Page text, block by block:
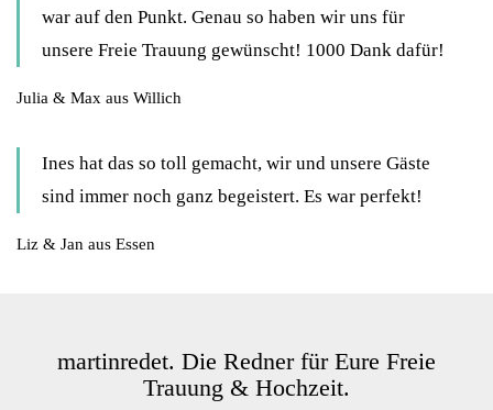
war auf den Punkt. Genau so haben wir uns für
unsere Freie Trauung gewünscht! 1000 Dank dafür!
Julia & Max aus Willich
Ines hat das so toll gemacht, wir und unsere Gäste
sind immer noch ganz begeistert. Es war perfekt!
Liz & Jan aus Essen
martinredet. Die Redner für Eure Freie
Trauung & Hochzeit.